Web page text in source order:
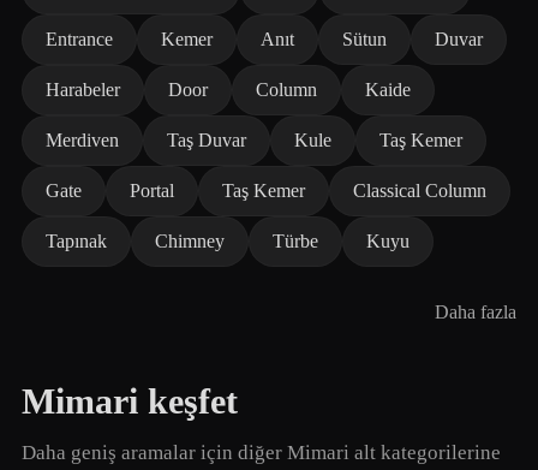
Entrance Kemer Anıt Sütun Duvar
Harabeler Door Column Kaide
Merdiven Taş Duvar Kule Taş Kemer
Gate Portal Taş Kemer Classical Column
Tapınak Chimney Türbe Kuyu
Daha fazla
Mimari keşfet
Daha geniş aramalar için diğer Mimari alt kategorilerine